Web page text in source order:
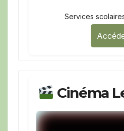
Services
Cinéma